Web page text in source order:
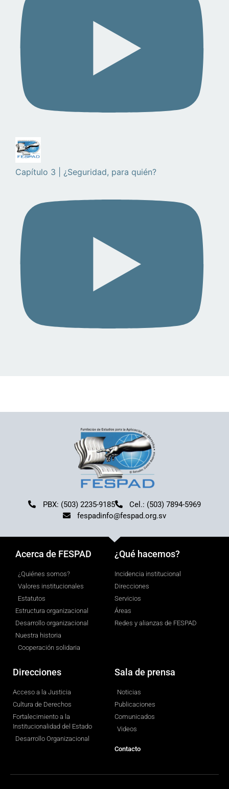
Capítulo 3 | ¿Seguridad, para quién?
PBX: (503) 2235-9185
Cel.: (503) 7894-5969
fespadinfo@fespad.org.sv
Acerca de FESPAD
¿Quiénes somos?
Valores institucionales
Estatutos
Estructura organizacional
Desarrollo organizacional
Nuestra historia
Cooperación solidaria
¿Qué hacemos?
Incidencia institucional
Direcciones
Servicios
Áreas
Redes y alianzas de FESPAD
Direcciones
Acceso a la Justicia
Cultura de Derechos
Fortalecimiento a la
Institucionalidad del Estado
Desarrollo Organizacional
Sala de prensa
Noticias
Publicaciones
Comunicados
Videos
Contacto